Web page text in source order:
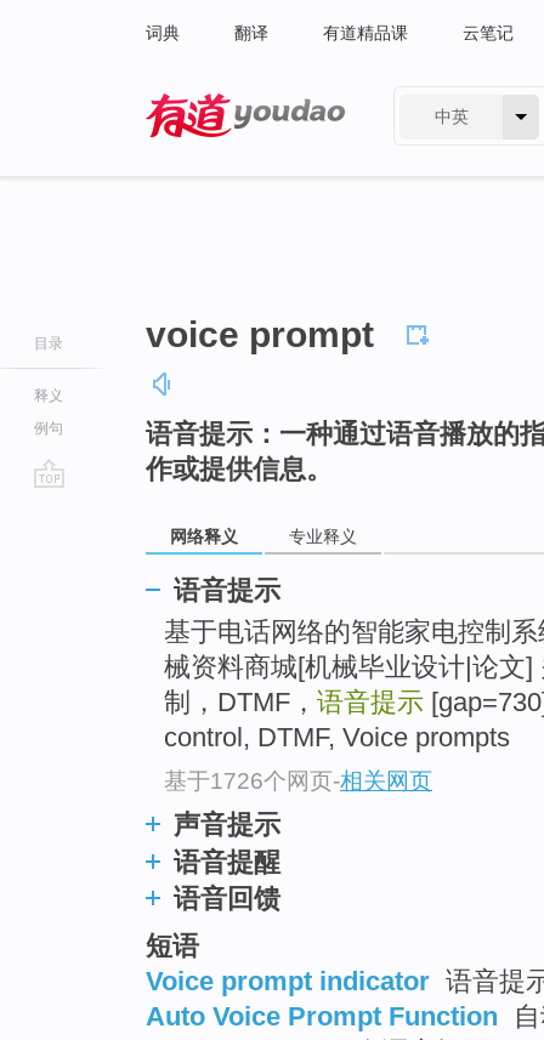
词典 翻译 有道精品课 云笔记
中英
目录
释义
例句
voice prompt
语音提示：一种通过语音播放的
作或提供信息。
网络释义 专业释义
语音提示
基于电话网络的智能家电控制
械资料商城[机械毕业设计|论文
制，DTMF， 语音提示
control, DTMF, Voice prompts
基于1726个网页-相关网页
声音提示
语音提醒
语音回馈
短语
Voice prompt indicator 语音提
Auto Voice Prompt Function